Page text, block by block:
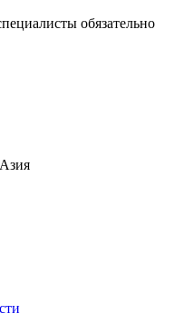
обязательно